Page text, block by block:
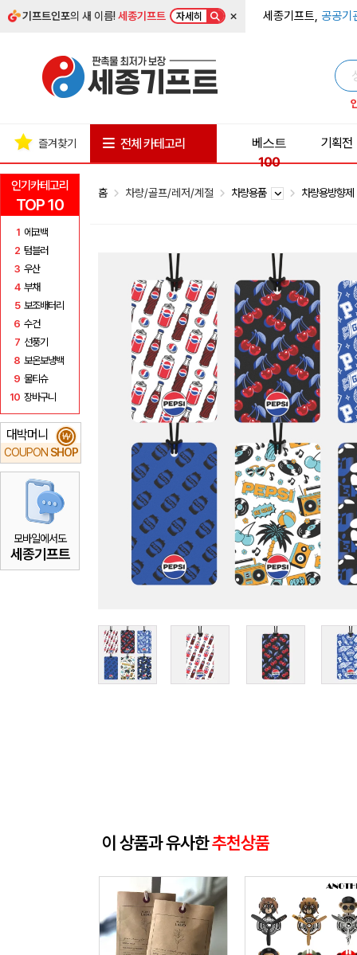
기프트인포의 새 이름!세종기프트 자세히 × 세종기프트, 공공기
인기카테고리
TOP 10
1 에코백
2 텀블러
3 우산
4 부채
5 보조배터리
6 수건
7 선풍기
8 보온보냉백
9 물티슈
10 장바구니
대박머니
COUPON SHOP
₩
모바일에서도
세종기프트
즐겨찾기 전체 카테고리
베스트
100
기획전
홈 차량/골프/레저/계절 차량용품 차량용방향
이 상품과 유사한추천상품